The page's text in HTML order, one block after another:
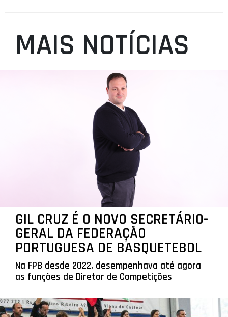
MAIS NOTÍCIAS
GIL CRUZ É O NOVO SECRETÁRIO-
GERAL DA FEDERAÇÃO
PORTUGUESA DE BASQUETEBOL
Na FPB desde 2022, desempenhava até agora
as funções de Diretor de Competições